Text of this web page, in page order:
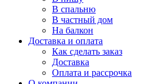
В спальню
В частный дом
На балкон
Доставка и оплата
Как сделать заказ
Доставка
Оплата и рассрочка